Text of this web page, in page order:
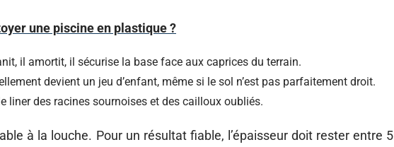
une piscine en plastique ?
il amortit, il sécurise la base face aux caprices du terrain.
devient un jeu d’enfant, même si le sol n’est pas parfaitement droit.
liner des racines sournoises et des cailloux oubliés.
à la louche. Pour un résultat fiable, l’épaisseur doit rester entre 5